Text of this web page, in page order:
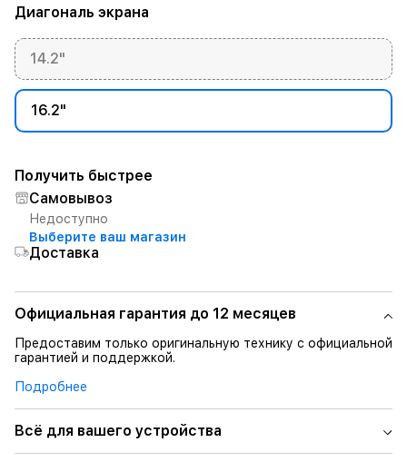
Диагональ экрана
14.2"
16.2"
Получить быстрее
Самовывоз
Недоступно
Выберите ваш магазин
Доставка
Официальная гарантия до 12 месяцев
Предоставим только оригинальную технику с официальной
гарантией и поддержкой.
Подробнее
Всё для вашего устройства